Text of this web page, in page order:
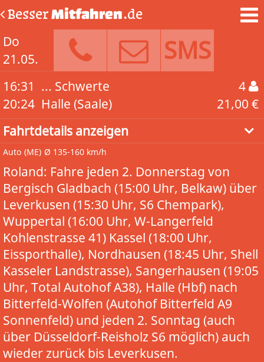
BesserMitfahren.de
Do
21.05.
SMS
16:31
20:24
... Schwerte
Halle (Saale)
4
21,00 €
Fahrtdetails anzeigen
Auto (ME) Ø 135-160 km/h
Roland: Fahre jeden 2. Donnerstag von
Bergisch Gladbach (15:00 Uhr, Belkaw) über
Leverkusen (15:30 Uhr, S6 Chempark),
Wuppertal (16:00 Uhr, W-Langerfeld
Kohlenstrasse 41) Kassel (18:00 Uhr,
Eissporthalle), Nordhausen (18:45 Uhr, Shell
Kasseler Landstrasse), Sangerhausen (19:05
Uhr, Total Autohof A38), Halle (Hbf) nach
Bitterfeld-Wolfen (Autohof Bitterfeld A9
Sonnenfeld) und jeden 2. Sonntag (auch
über Düsseldorf-Reisholz S6 möglich) auch
wieder zurück bis Leverkusen.